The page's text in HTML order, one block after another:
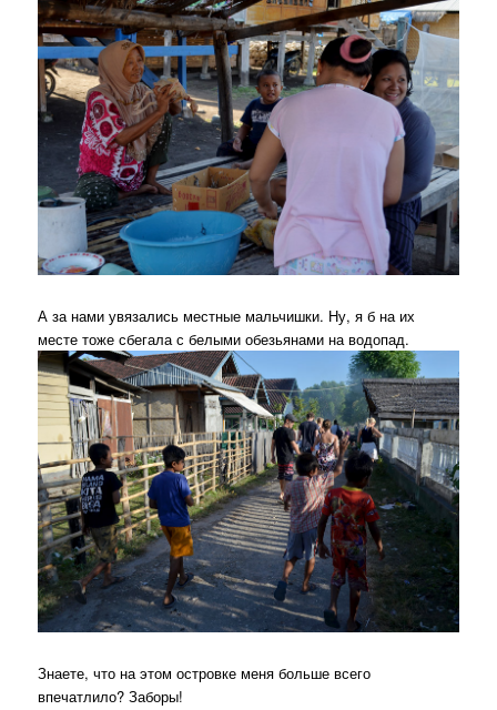
А за нами увязались местные мальчишки. Ну, я б на их
месте тоже сбегала с белыми обезьянами на водопад.
Знаете, что на этом островке меня больше всего
впечатлило? Заборы!